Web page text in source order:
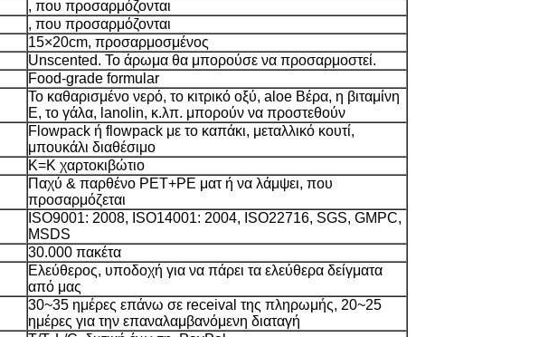
, που προσαρμόζονται
, που προσαρμόζονται
15×20cm, προσαρμοσμένος
Unscented. Το άρωμα θα μπορούσε να προσαρμοστεί.
Food-grade formular
Το καθαρισμένο νερό, το κιτρικό οξύ, aloe Βέρα, η βιταμίνη
Ε, το γάλα, lanolin, κ.λπ. μπορούν να προστεθούν
Flowpack ή flowpack με το καπάκι, μεταλλικό κουτί,
μπουκάλι διαθέσιμο
K=K χαρτοκιβώτιο
Παχύ & παρθένο PET+PE ματ ή να λάμψει, που
προσαρμόζεται
ISO9001: 2008, ISO14001: 2004, ISO22716, SGS, GMPC,
MSDS
30.000 πακέτα
Ελεύθερος, υποδοχή για να πάρει τα ελεύθερα δείγματα
από μας
30~35 ημέρες επάνω σε receival της πληρωμής, 20~25
ημέρες για την επαναλαμβανόμενη διαταγή